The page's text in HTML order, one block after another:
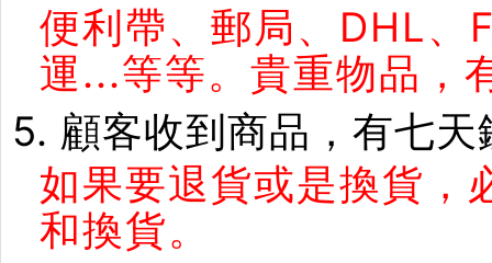
便利帶、郵局、DHL、
運...等等。貴重物品，
5. 顧客收到商品，有七
如果要退貨或是換貨，
和換貨。